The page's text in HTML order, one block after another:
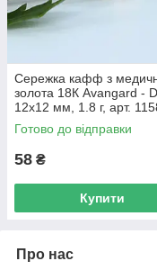
Сережка кафф з
золота 18К Avangard -
12х12 мм, 1.8 г, арт.
Готово до відправки
58 ₴
Купити
Про нас